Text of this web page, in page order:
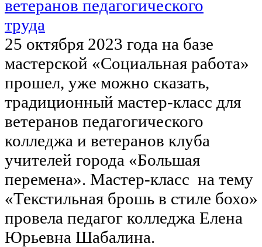
25 октября 2023 года на базе
мастерской «Социальная работа»
прошел, уже можно сказать,
традиционный мастер-класс для
ветеранов педагогического
колледжа и ветеранов клуба
учителей города «Большая
перемена». Мастер-класс на тему
«Текстильная брошь в стиле бохо»
провела педагог колледжа Елена
Юрьевна Шабалина.